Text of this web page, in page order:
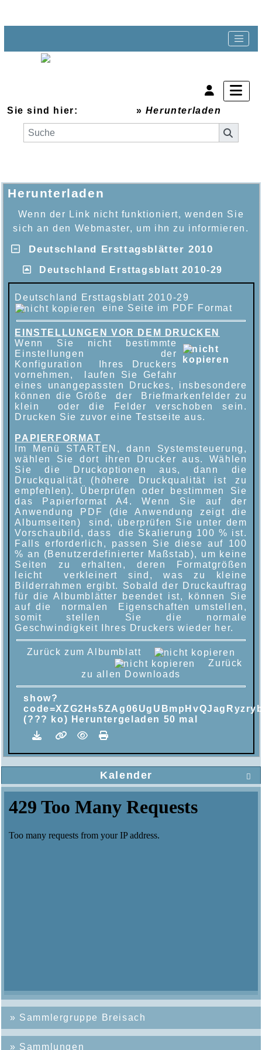
Sie sind hier: » Herunterladen

Kalender
» Sammlergruppe Breisach
» Sammlungen
Herunterladen
Wenn der Link nicht funktioniert, wenden Sie
sich an den Webmaster, um ihn zu informieren.
Deutschland Ersttagsblätter 2010
Deutschland Ersttagsblatt 2010-29
Deutschland Ersttagsblatt 2010-29
eine Seite im PDF Format
EINSTELLUNGEN VOR DEM DRUCKEN
Wenn Sie nicht bestimmte
Einstellungen der
Konfiguration Ihres Druckers
vornehmen, laufen Sie Gefahr
eines unangepassten Druckes, insbesondere
können die Größe der Briefmarkenfelder zu
klein oder die Felder verschoben sein.
Drucken Sie zuvor eine Testseite aus.
PAPIERFORMAT
Im Menü STARTEN, dann Systemsteuerung,
wählen Sie dort ihren Drucker aus. Wählen
Sie die Druckoptionen aus, dann die
Druckqualität (höhere Druckqualität ist zu
empfehlen). Überprüfen oder bestimmen Sie
das Papierformat A4. Wenn Sie auf der
Anwendung PDF (die Anwendung zeigt die
Albumseiten) sind, überprüfen Sie unter dem
Vorschaubild, dass die Skalierung 100 % ist.
Falls erforderlich, passen Sie diese auf 100
% an (Benutzerdefinierter Maßstab), um keine
Seiten zu erhalten, deren Formatgrößen
leicht verkleinert sind, was zu kleine
Bilderrahmen ergibt. Sobald der Druckauftrag
für die Albumblätter beendet ist, können Sie
auf die normalen Eigenschaften umstellen,
somit stellen Sie die normale
Geschwindigkeit Ihres Druckers wieder her.
Zurück zum Albumblatt
Zurück
zu allen Downloads
show?
(??? ko) Heruntergeladen 50 mal